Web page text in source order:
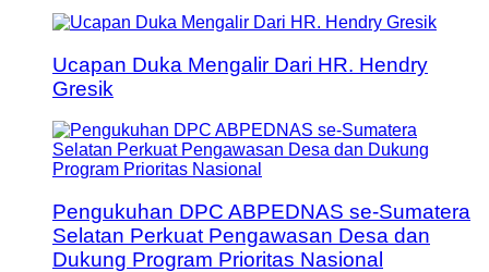
Ucapan Duka Mengalir Dari HR. Hendry
Gresik
Pengukuhan DPC ABPEDNAS se-Sumatera
Selatan Perkuat Pengawasan Desa dan
Dukung Program Prioritas Nasional